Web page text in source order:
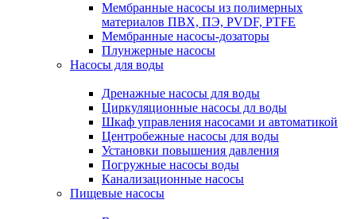
Мембранные насосы из полимерных
материалов ПВХ, ПЭ, PVDF, PTFE
Мембранные насосы-дозаторы
Плунжерные насосы
Насосы для воды
Дренажные насосы для воды
Циркуляционные насосы дл воды
Шкаф управления насосами и автоматикой
Центробежные насосы для воды
Установки повышения давления
Погружные насосы воды
Канализационные насосы
Пищевые насосы